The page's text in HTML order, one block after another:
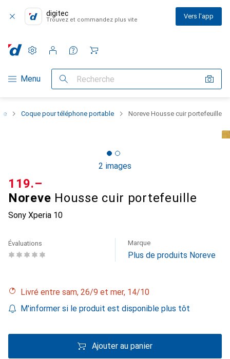
digitec
Trouvez et commandez plus vite Vers l'app
Navigation par catégorie
Menu Recherche
Paramètres
Compte client
Listes de comparaison
Listes d'envies
Panier
Coque pour téléphone portable Noreve Housse cuir portefeuille
2 images
Noreve Housse cuir portefeuille
Sony Xperia 10
CHF
119.–
Évaluations Marque
Plus de produits Noreve
Livré entre sam, 26/9 et mer, 14/10
M'informer si le produit est disponible plus tôt
Ajouter au panier